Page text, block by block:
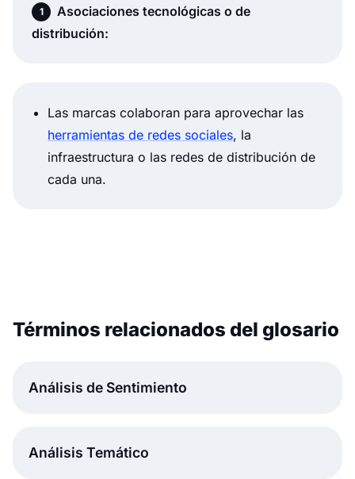
Asociaciones tecnológicas o de
distribución:
Las marcas colaboran para aprovechar las
herramientas de redes sociales, la
infraestructura o las redes de distribución de
cada una.
Términos relacionados del glosario
Análisis de Sentimiento
Análisis Temático